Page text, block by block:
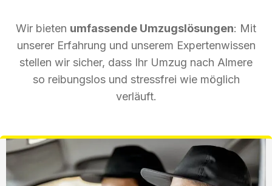
Wir bieten umfassende Umzugslösungen: Mit
unserer Erfahrung und unserem Expertenwissen
stellen wir sicher, dass Ihr Umzug nach Almere
so reibungslos und stressfrei wie möglich
verläuft.